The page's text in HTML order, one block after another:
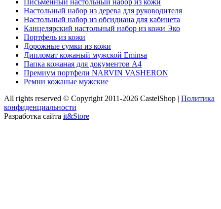
Письменный настольный набор из кожи
Настольный набор из дерева для руководителя
Настольный набор из обсидиана для кабинета
Канцелярский настольный набор из кожи Эко
Портфель из кожи
Дорожные сумки из кожи
Дипломат кожаный мужской Eminsa
Папка кожаная для документов А4
Премиум портфели NARVIN VASHERON
Ремни кожаные мужские
All rights reserved © Copyright 2011-2026 CastelShop | Политика
конфиденциальности
Разработка сайта it&Store